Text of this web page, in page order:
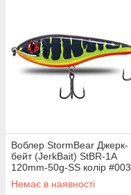
Воблер StormBear Джерк-
бейт (JerkBait) StBR-1A
120mm-50g-SS колір #003
Немає в наявності